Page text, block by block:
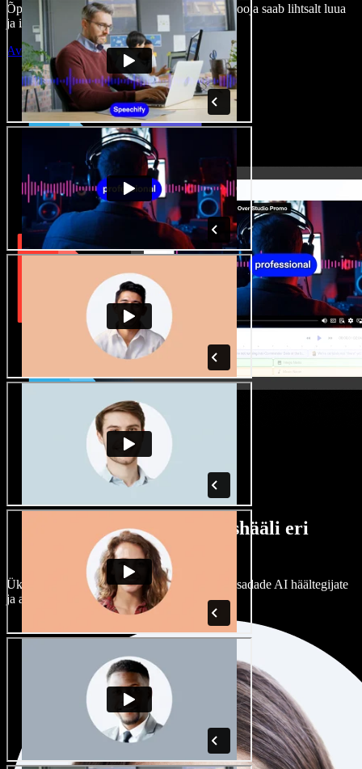
Õppimiskõver puudub, kõik töötab veebis – looja saab lihtsalt luua
ja ideed kiiresti ellu viia.
Ava Studio
Lai valik mees- ja naishääli eri
aktsentidega
Ükski projekt ei pea kõlama ühtemoodi. Vali sadade AI häältegijate
ja aktsentide hulgast ning kohanda neid.